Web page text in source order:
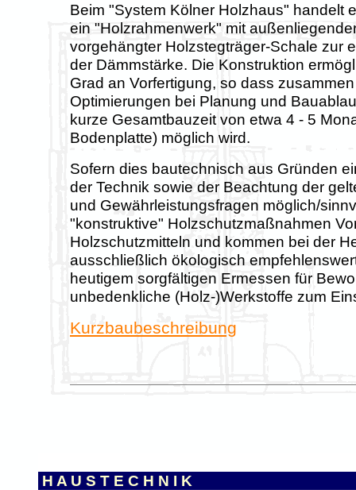
Beim "System Kölner Holzhaus" handelt
ein "Holzrahmenwerk" mit
vorgehängter Holzstegträger-Schale zur
der Dämmstärke. Die Konstruktion
Grad an Vorfertigung, so dass
Optimierungen bei Planung und
kurze Gesamtbauzeit von etwa 4 - 5
Bodenplatte) möglich wird.
Sofern dies bautechnisch aus Gründen
der Technik sowie der Beachtung der
und Gewährleistungsfragen möglich/
"konstruktive" Holzschutzmaßnahmen
Holzschutzmitteln und kommen bei der
ausschließlich ökologisch
heutigem sorgfältigen Ermessen für
unbedenkliche (Holz-)Werkstoffe zum
Kurzbaubeschreibung
H A U S T E C H N I K